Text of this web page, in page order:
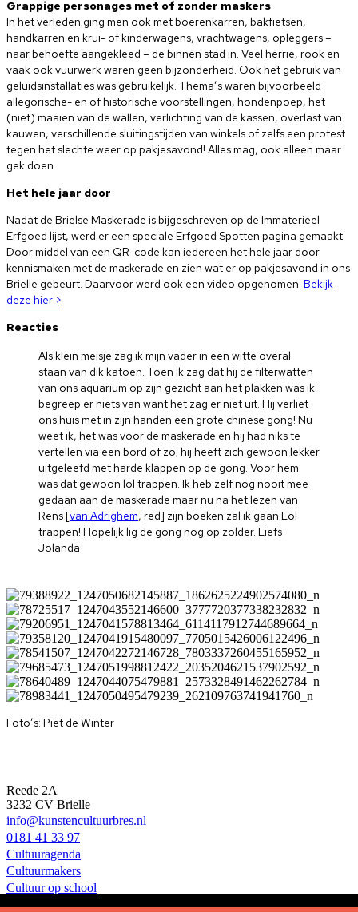
Grappige personages met of zonder maskers
In het verleden ging men ook met boerenkarren, bakfietsen,
handkarren en krui- of kinderwagens, vrachtwagens, opleggers –
naar behoefte aangekleed – de binnen stad in. Veel herrie, rook en
vaak ook vuurwerk waren geen bijzonderheid. Ook het gebruik van
geluidsinstallaties was gebruikelijk. Thema’s waren bijvoorbeeld
allegorische- en of historische voorstellingen, hondenpoep, het
(niet) maaien van de wallen, verlichting van de kassen, overlast van
kauwen, verschillende sluitingstijden van winkels of zelfs een protest
tegen het slechte weer op pakjesavond! Alles mag, ook alleen maar
gek doen.
Het hele jaar door
Nadat de Brielse Maskerade is bijgeschreven op de Immaterieel
Erfgoed lijst, werd er een speciale Erfgoed Spotten pagina gemaakt.
Door middel van een QR-code kan iedereen het hele jaar door
kennismaken met de maskerade en zien wat er op pakjesavond in ons
Brielle gebeurt. Daarvoor werd ook een video opgenomen. Bekijk
deze hier >
Reacties
Als klein meisje zag ik mijn vader in een witte overal
staan van dik katoen. Toen ik zag dat hij de filterwatten
van ons aquarium op zijn gezicht aan het plakken was ik
begreep er niets van want het zag er niet uit. Hij verliet
ons huis met in zijn handen een grote chinese gong! Nu
weet ik, het was voor de maskerade en hij had niks te
vertellen via een bord of zo; hij heeft zich gewoon lekker
uitgeleefd met harde klappen op de gong. Voor hem
was dat gewoon lol trappen. Ik heb zelf nog nooit mee
gedaan aan de maskerade maar nu na het lezen van
Rens [van Adrighem, red] zijn boeken zal ik gaan Lol
trappen! Hopelijk lig de gong nog op zolder. Liefs
Jolanda
Foto’s: Piet de Winter
Reede 2A
3232 CV Brielle
info@kunstencultuurbres.nl
0181 41 33 97
Cultuuragenda
Cultuurmakers
Cultuur op school
Over ons